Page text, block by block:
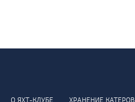
О ЯХТ-КЛУБЕ
ХРАНЕНИЕ КАТЕРОВ